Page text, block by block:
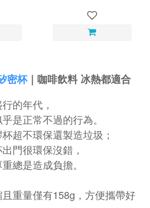
密杯｜咖啡飲料 冰熱都適合
的年代，
是正常不過的行為。
超不環保還製造垃圾；
門很環保沒錯，
總是造成負擔。
重量僅有158g， 方便攜帶好